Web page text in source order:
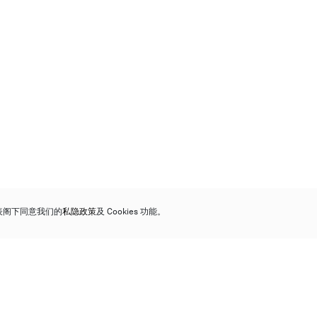
下同意我们的私隐政策及 Cookies 功能。